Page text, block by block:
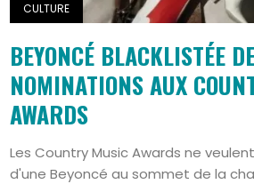
CULTURE
BEYONCÉ BLACKLISTÉE
NOMINATIONS AUX
AWARDS
Les Country Music Awards ne
d'une Beyoncé au sommet de la